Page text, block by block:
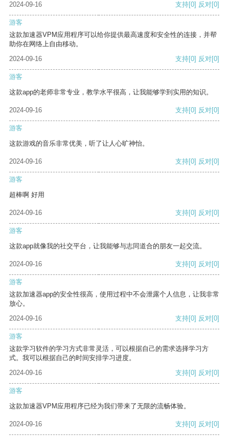
2024-09-16 支持[0] 反对[0]
游客
这款加速器VPM应用程序可以给你提供最高速度和安全性的连接，并帮
助你在网络上自由移动。
2024-09-16
支持[0] 反对[0]
游客
这款app的老师非常专业，教学水平很高，让我能够学到实用的知识。
2024-09-16 支持[0] 反对[0]
游客
这款游戏的音乐非常优美，听了让人心旷神怡。
2024-09-16 支持[0] 反对[0]
游客
超棒啊 好用
2024-09-16 支持[0] 反对[0]
游客
这款app就像我的社交平台，让我能够与志同道合的朋友一起交流。
2024-09-16 支持[0] 反对[0]
游客
这款加速器app的安全性很高，使用过程中不会泄露个人信息，让我非常
放心。
2024-09-16
支持[0] 反对[0]
游客
这款学习软件的学习方式非常灵活，可以根据自己的需求选择学习方
式。我可以根据自己的时间安排学习进度。
2024-09-16
支持[0] 反对[0]
游客
这款加速器VPM应用程序已经为我们带来了无限的流畅体验。
2024-09-16 支持[0] 反对[0]